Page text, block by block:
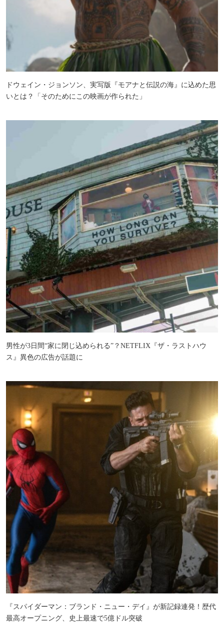
ドウェイン・ジョンソン、実写版『モアナと伝説の海』に込めた思
いとは？「そのためにこの映画が作られた」
男性が3日間“家に閉じ込められる”？NETFLIX『ザ・ラストハウ
ス』異色の広告が話題に
『スパイダーマン：ブランド・ニュー・デイ』が新記録連発！歴代
最高オープニング、史上最速で5億ドル突破